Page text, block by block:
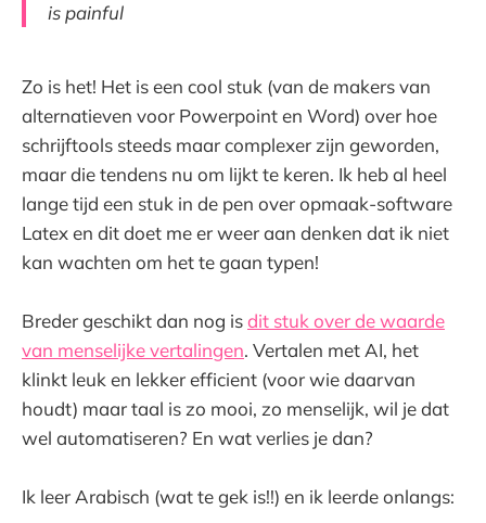
is painful
Zo is het! Het is een cool stuk (van de makers van
alternatieven voor Powerpoint en Word) over hoe
schrijftools steeds maar complexer zijn geworden,
maar die tendens nu om lijkt te keren. Ik heb al heel
lange tijd een stuk in de pen over opmaak-software
Latex en dit doet me er weer aan denken dat ik niet
kan wachten om het te gaan typen!
Breder geschikt dan nog isdit stuk over de waarde
van menselijke vertalingen. Vertalen met AI, het
klinkt leuk en lekker efficient (voor wie daarvan
houdt) maar taal is zo mooi, zo menselijk, wil je dat
wel automatiseren? En wat verlies je dan?
Ik leer Arabisch (wat te gek is!!) en ik leerde onlangs: